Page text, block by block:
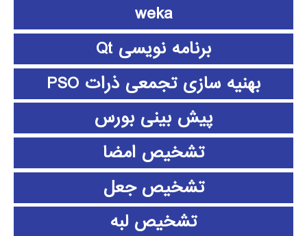
weka
برنامه نویسی Qt
بهنیه سازی تجمعی ذرات PSO
پیش بینی بورس
تشخیص امضا
تشخیص جعل
تشخیص لبه